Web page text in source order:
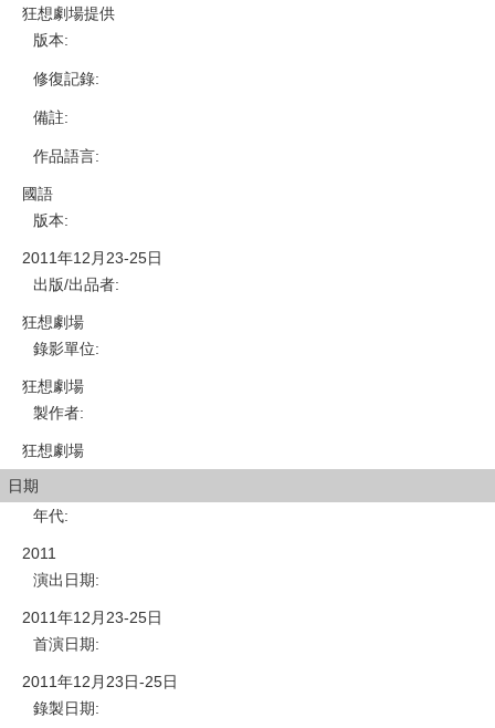
狂想劇場提供
版本:
修復記錄:
備註:
作品語言:
國語
版本:
2011年12月23-25日
出版/出品者:
狂想劇場
錄影單位:
狂想劇場
製作者:
狂想劇場
日期
年代:
2011
演出日期:
2011年12月23-25日
首演日期:
2011年12月23日-25日
錄製日期: